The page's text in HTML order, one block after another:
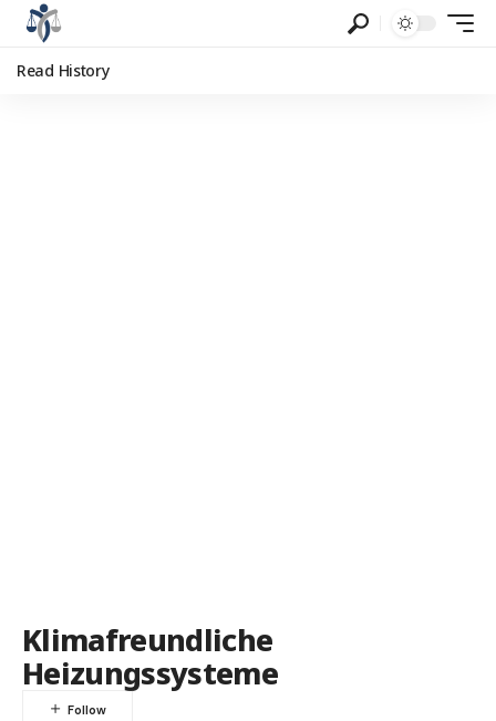
Read History
Klimafreundliche
Heizungssysteme